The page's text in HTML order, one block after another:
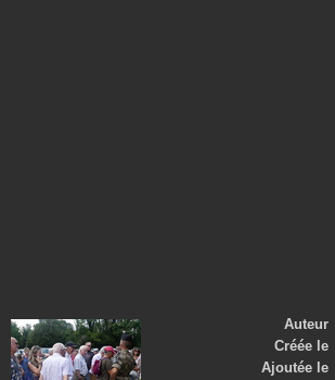
Auteur
Créée le
Ajoutée le